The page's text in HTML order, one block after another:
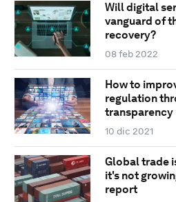
Will digital
vanguard of
recovery?
08 feb 2022
How to
regulation
transparency
10 dic 2021
Global trade
it's not
report